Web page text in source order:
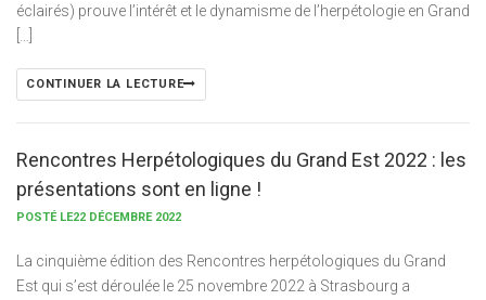
éclairés) prouve l’intérêt et le dynamisme de l’herpétologie en Grand
CONTINUER LA LECTURE
Rencontres Herpétologiques du Grand Est 2022 : les
présentations sont en ligne !
POSTÉ LE22 DÉCEMBRE 2022
La cinquième édition des Rencontres herpétologiques du Grand
Est qui s’est déroulée le 25 novembre 2022 à Strasbourg a